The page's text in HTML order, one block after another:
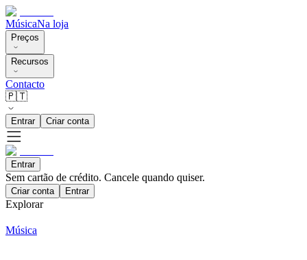
MúsicaNa loja
Preços
Recursos
Contacto
🇵🇹
Entrar Criar conta
Entrar
Sem cartão de crédito. Cancele quando quiser.
Criar conta Entrar
Explorar
Música